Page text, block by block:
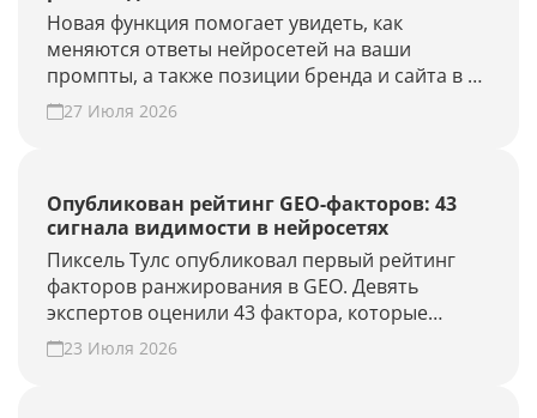
Новая функция помогает увидеть, как
меняются ответы нейросетей на ваши
промпты, а также позиции бренда и сайта в AI-
выдаче.
27 Июля 2026
Опубликован рейтинг GEO-факторов: 43
сигнала видимости в нейросетях
Пиксель Тулс опубликовал первый рейтинг
факторов ранжирования в GEO. Девять
экспертов оценили 43 фактора, которые
влияют на видимость бренда в AI-ответах.
23 Июля 2026